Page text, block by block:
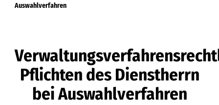
Auswahlverfahren
Pflichten des Dienstherrn
bei Auswahlverfahren